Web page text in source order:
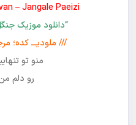
– Jangale Paeizi
“دانلود موزیک
/// ملودیـــ کده؛
منو تو
رو دلم